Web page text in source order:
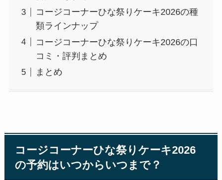
コージコーナーひな祭りケーキ2026の種
類ラインナップ
コージコーナーひな祭りケーキ2026の口
コミ・評判まとめ
まとめ
コージコーナーひな祭りケーキ2026
の予約はいつからいつまで？